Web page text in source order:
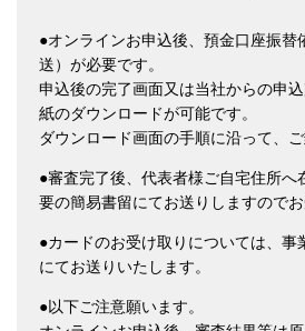
●オンラインお申込後、預金口座振替
送）が必要です。
申込後の完了画面又は当社からの申
紙のダウンロードが可能です。
ダウンロード画面の手順に沿って、ご
●審査完了後、代表者様ご自宅住所へ
要の簡易書留にてお送りしますのでお
●カードのお受け取りについては、事
にてお送りいたします。
●以下ご注意願います。